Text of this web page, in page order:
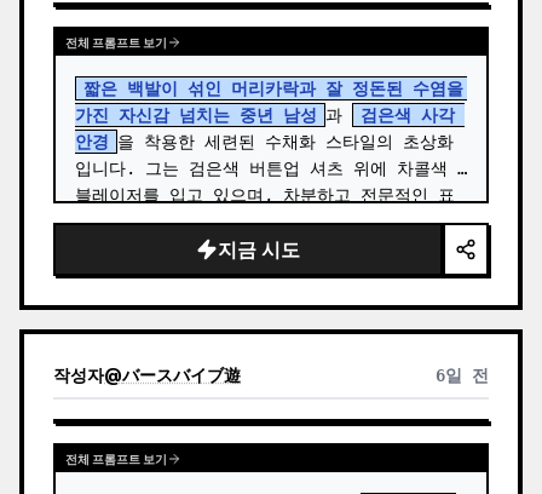
전체 프롬프트 보기
짧은 백발이 섞인 머리카락과 잘 정돈된 수염을
가진 자신감 넘치는 중년 남성 과
검은색 사각
안경 을 착용한 세련된 수채화 스타일의 초상화
입니다. 그는 검은색 버튼업 셔츠 위에 차콜색
블레이저를 입고 있으며, 차분하고 전문적인 표
정으로 먼 곳을 사색하듯 바라보고 있습니다. 이
작품은 사실적인 얼굴 묘사와 따뜻한 베이지, 회
색, 세피…
지금 시도
작성자@バースバイブ遊 6일 전
전체 프롬프트 보기